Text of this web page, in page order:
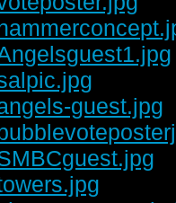
guest.jpg